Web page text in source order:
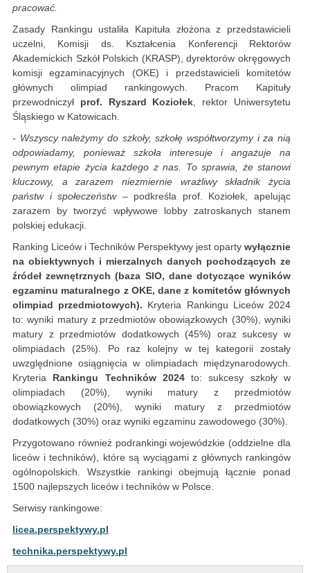
pracować.
Zasady Rankingu ustaliła Kapituła złożona z przedstawicieli
uczelni, Komisji ds. Kształcenia Konferencji Rektorów
Akademickich Szkół Polskich (KRASP), dyrektorów okręgowych
komisji egzaminacyjnych (OKE) i przedstawicieli komitetów
głównych olimpiad rankingowych. Pracom Kapituły
przewodniczył prof. Ryszard Koziołek, rektor Uniwersytetu
Śląskiego w Katowicach.
- Wszyscy należymy do szkoły, szkołę współtworzymy i za nią
odpowiadamy, ponieważ szkoła interesuje i angażuje na
pewnym etapie życia każdego z nas. To sprawia, że stanowi
kluczowy, a zarazem niezmiernie wrażliwy składnik życia
państw i społeczeństw– podkreśla prof. Koziołek, apelując
zarazem by tworzyć wpływowe lobby zatroskanych stanem
polskiej edukacji.
Ranking Liceów i Techników Perspektywy jest oparty wyłącznie
na obiektywnych i mierzalnych danych pochodzących ze
źródeł zewnętrznych (baza SIO, dane dotyczące wyników
egzaminu maturalnego z OKE, dane z komitetów głównych
olimpiad przedmiotowych). Kryteria Rankingu Liceów 2024
to: wyniki matury z przedmiotów obowiązkowych (30%), wyniki
matury z przedmiotów dodatkowych (45%) oraz sukcesy w
olimpiadach (25%). Po raz kolejny w tej kategorii zostały
uwzględnione osiągnięcia w olimpiadach międzynarodowych.
Kryteria Rankingu Techników 2024to: sukcesy szkoły w
olimpiadach (20%), wyniki matury z przedmiotów
obowiązkowych (20%), wyniki matury z przedmiotów
dodatkowych (30%) oraz wyniki egzaminu zawodowego (30%).
Przygotowano również podrankingi wojewódzkie (oddzielne dla
liceów i techników), które są wyciągami z głównych rankingów
ogólnopolskich. Wszystkie rankingi obejmują łącznie ponad
1500 najlepszych liceów i techników w Polsce.
Serwisy rankingowe:
licea.perspektywy.pl
technika.perspektywy.pl